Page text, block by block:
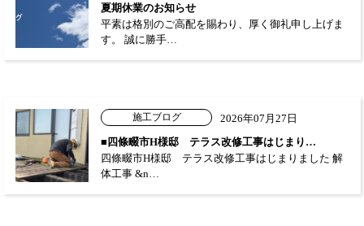
夏期休業のお知らせ
平素は格別のご高配を賜わり、厚く御礼申し上げま
す。 誠に勝手…
施工ブログ
2026年07月27日
■四條畷市H様邸 テラス改修工事はじまり…
四條畷市H様邸 テラス改修工事はじまりました 解
体工事 &n…